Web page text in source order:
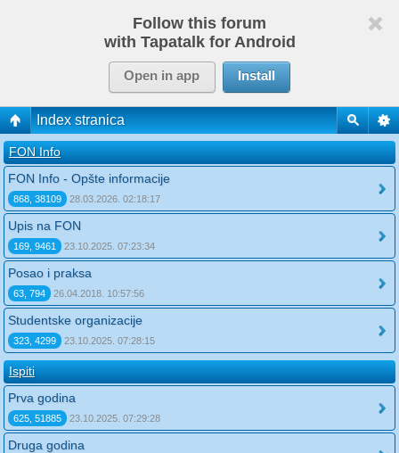
Follow this forum
with Tapatalk for Android
Open in app Install
Index stranica
FON Info
FON Info - Opšte informacije
868, 38109 28.03.2026. 02:18:17
Upis na FON
169, 9461 23.10.2025. 07:23:34
Posao i praksa
63, 794 26.04.2018. 10:57:56
Studentske organizacije
323, 4299 23.10.2025. 07:28:15
Ispiti
Prva godina
625, 51885 23.10.2025. 07:29:28
Druga godina